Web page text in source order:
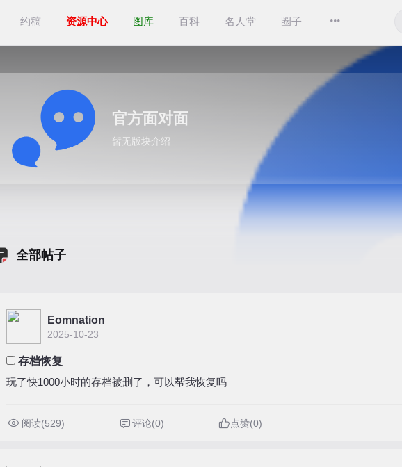
约稿 资源中心 图库 百科 名人堂 圈子
官方面对面
暂无版块介绍
发新帖全部帖子
Eomnation
2025-10-23
存档恢复
玩了快1000小时的存档被删了，可以帮我恢复吗
阅读(529) 评论(0) 点赞(0)